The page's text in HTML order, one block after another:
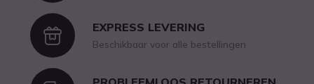
IconEXPRESS LEVERING
Beschikbaar voor alle bestellingen